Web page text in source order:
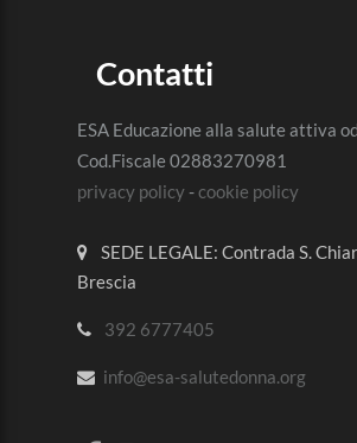
Contatti
ESA Educazione alla salute attiva
Cod.Fiscale 02883270981
privacy policy-cookie policy
SEDE LEGALE: Contrada S.
Brescia
392 6777405
info@esa-salutedonna.org